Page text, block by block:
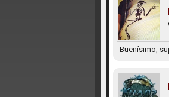
Buenísimo,